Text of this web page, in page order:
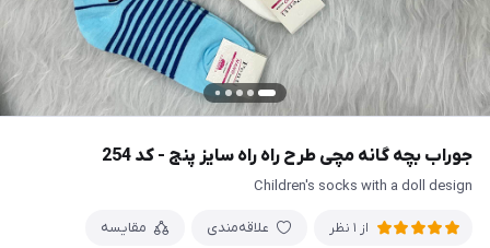
جوراب بچه گانه مچی طرح راه راه سایز پنج - کد 254
Children's socks with a doll design
از 1 نظر علاقه‌مندی مقایسه